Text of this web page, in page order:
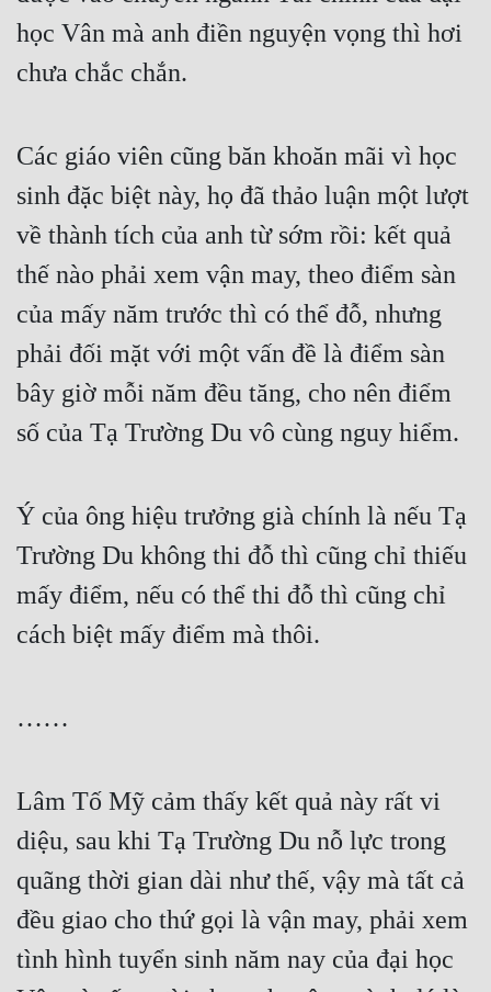
học Vân mà anh điền nguyện vọng thì hơi
chưa chắc chắn.
Các giáo viên cũng băn khoăn mãi vì học
sinh đặc biệt này, họ đã thảo luận một lượt
về thành tích của anh từ sớm rồi: kết quả
thế nào phải xem vận may, theo điểm sàn
của mấy năm trước thì có thể đỗ, nhưng
phải đối mặt với một vấn đề là điểm sàn
bây giờ mỗi năm đều tăng, cho nên điểm
số của Tạ Trường Du vô cùng nguy hiểm.
Ý của ông hiệu trưởng già chính là nếu Tạ
Trường Du không thi đỗ thì cũng chỉ thiếu
mấy điểm, nếu có thể thi đỗ thì cũng chỉ
cách biệt mấy điểm mà thôi.
……
Lâm Tố Mỹ cảm thấy kết quả này rất vi
diệu, sau khi Tạ Trường Du nỗ lực trong
quãng thời gian dài như thế, vậy mà tất cả
đều giao cho thứ gọi là vận may, phải xem
tình hình tuyển sinh năm nay của đại học